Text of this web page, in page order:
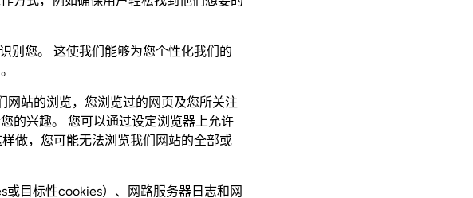
别您。 这使我们能够为您个性化我们的
站的浏览，您浏览过的网页及您所关注
的兴趣。 您可以通过设定浏览器上允许
做，您可能无法浏览我们网站的全部或
目标性cookies）、网路服务器日志和网